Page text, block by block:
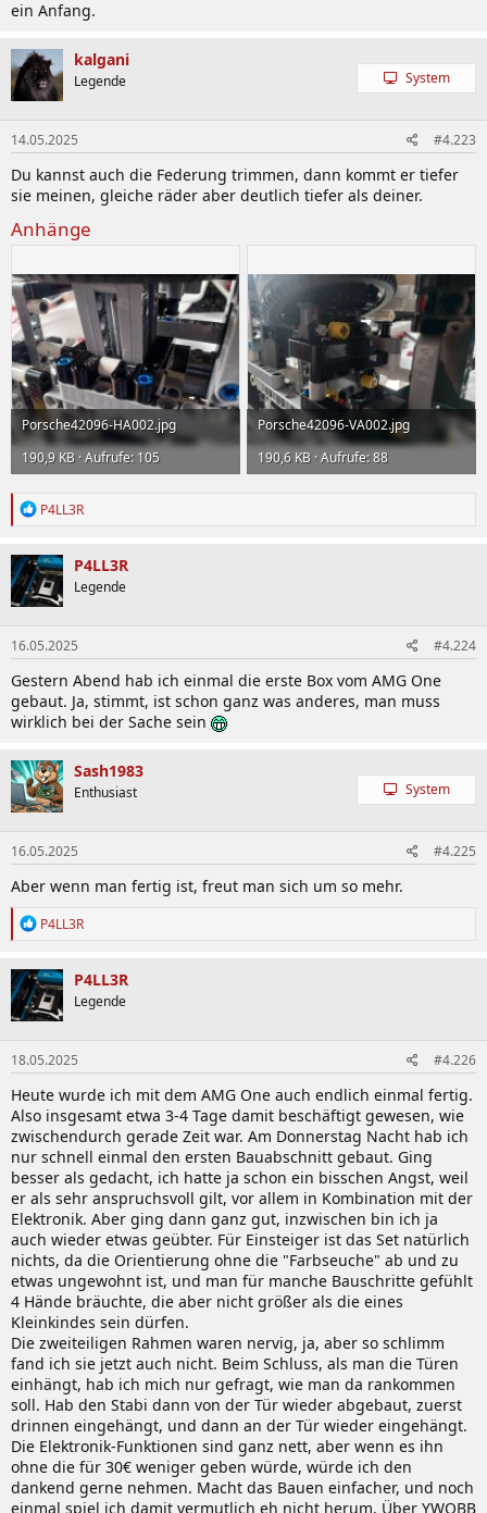
ein Anfang.
kalgani
Legende System
14.05.2025 #4.223
Du kannst auch die Federung trimmen, dann kommt er tiefer
sie meinen, gleiche räder aber deutlich tiefer als deiner.
Anhänge
Porsche42096-HA002.jpg
190,9 KB · Aufrufe: 105
Porsche42096-VA002.jpg
190,6 KB · Aufrufe: 88
R
k
t
i
o
n
e
n
:
P4LL3R
P4LL3R
Legende
16.05.2025 #4.224
Gestern Abend hab ich einmal die erste Box vom AMG One
gebaut. Ja, stimmt, ist schon ganz was anderes, man muss
wirklich bei der Sache sein
Sash1983
Enthusiast System
16.05.2025 #4.225
Aber wenn man fertig ist, freut man sich um so mehr.
R
k
t
i
o
n
e
n
:
P4LL3R
P4LL3R
Legende
18.05.2025 #4.226
Heute wurde ich mit dem AMG One auch endlich einmal fertig.
Also insgesamt etwa 3-4 Tage damit beschäftigt gewesen, wie
zwischendurch gerade Zeit war. Am Donnerstag Nacht hab ich
nur schnell einmal den ersten Bauabschnitt gebaut. Ging
besser als gedacht, ich hatte ja schon ein bisschen Angst, weil
er als sehr anspruchsvoll gilt, vor allem in Kombination mit der
Elektronik. Aber ging dann ganz gut, inzwischen bin ich ja
auch wieder etwas geübter. Für Einsteiger ist das Set natürlich
nichts, da die Orientierung ohne die "Farbseuche" ab und zu
etwas ungewohnt ist, und man für manche Bauschritte gefühlt
4 Hände bräuchte, die aber nicht größer als die eines
Kleinkindes sein dürfen.
Die zweiteiligen Rahmen waren nervig, ja, aber so schlimm
fand ich sie jetzt auch nicht. Beim Schluss, als man die Türen
einhängt, hab ich mich nur gefragt, wie man da rankommen
soll. Hab den Stabi dann von der Tür wieder abgebaut, zuerst
drinnen eingehängt, und dann an der Tür wieder eingehängt.
Die Elektronik-Funktionen sind ganz nett, aber wenn es ihn
ohne die für 30€ weniger geben würde, würde ich den
dankend gerne nehmen. Macht das Bauen einfacher, und noch
einmal spiel ich damit vermutlich eh nicht herum. Über YWOBB